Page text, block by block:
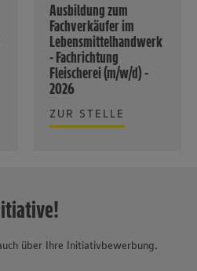
Ausbildung zum
Fachverkäufer im
Lebensmittelhandwerk
- Fachrichtung
Fleischerei (m/w/d) -
2026
ZUR STELLE
über Ihre Initiativbewerbung.